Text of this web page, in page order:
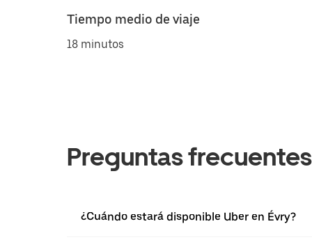
Tiempo medio de viaje
18 minutos
Preguntas frecuentes
¿Cuándo estará disponible Uber en Évry?